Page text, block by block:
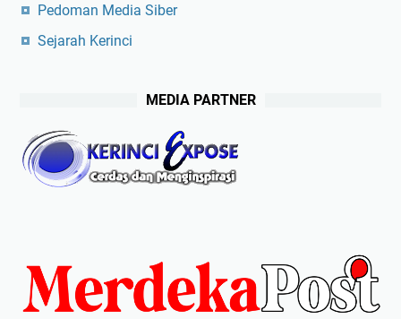
Pedoman Media Siber
Sejarah Kerinci
MEDIA PARTNER